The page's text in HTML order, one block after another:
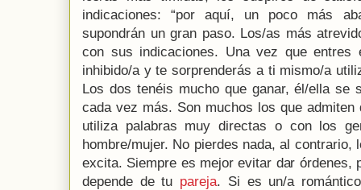
indicaciones: “por aquí, un poco más
supondrán un gran paso. Los/as más
con sus indicaciones. Una vez que
inhibido/a y te sorprenderás a ti mismo/a
Los dos tenéis mucho que ganar, él/ella se
cada vez más. Son muchos los que
utiliza palabras muy directas o con los
hombre/mujer. No pierdes nada, al contrario,
excita. Siempre es mejor evitar dar órdenes,
depende de tu pareja. Si es un/a